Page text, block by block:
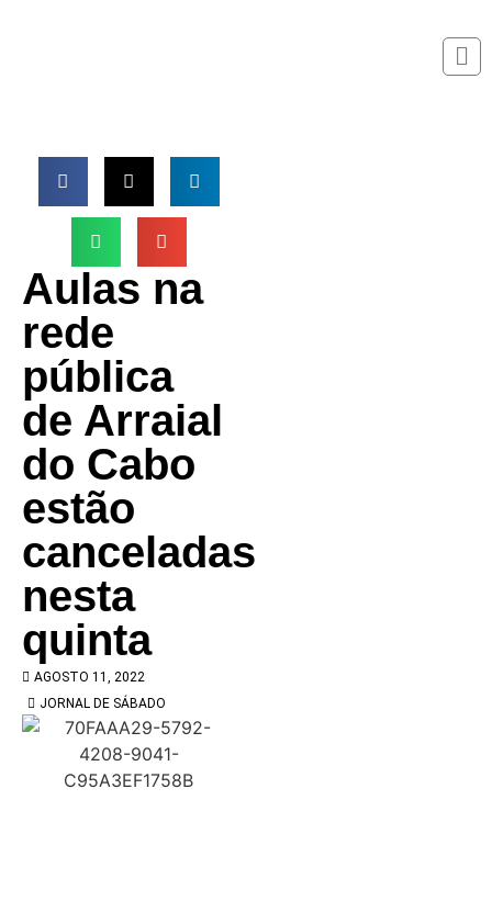
Aulas na
rede
pública
de Arraial
do Cabo
estão
canceladas
nesta
quinta
AGOSTO 11, 2022
JORNAL DE SÁBADO